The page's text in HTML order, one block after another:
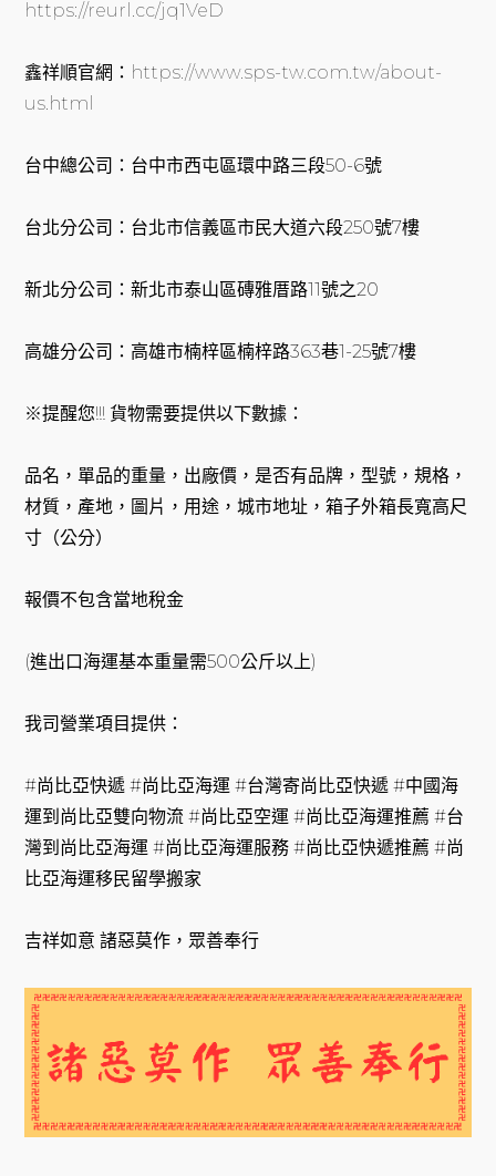
https://reurl.cc/jq1VeD
鑫祥順官網： https://www.sps-tw.com.tw/about-
us.html
台中總公司：台中市西屯區環中路三段50-6號
台北分公司：台北市信義區市民大道六段250號7樓
新北分公司：新北市泰山區磚雅厝路11號之20
高雄分公司：高雄市楠梓區楠梓路363巷1-25號7樓
※提醒您!!! 貨物需要提供以下數據：
品名，單品的重量，出廠價，是否有品牌，型號，規格，
材質，產地，圖片，用途，城市地址，箱子外箱長寬高尺
寸（公分）
報價不包含當地稅金
(進出口海運基本重量需500公斤以上)
我司營業項目提供：
#尚比亞快遞 #尚比亞海運 #台灣寄尚比亞快遞 #中國海
運到尚比亞雙向物流 #尚比亞空運 #尚比亞海運推薦 #台
灣到尚比亞海運 #尚比亞海運服務 #尚比亞快遞推薦 #尚
比亞海運移民留學搬家
吉祥如意 諸惡莫作，眾善奉行